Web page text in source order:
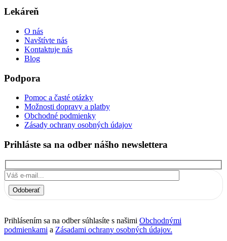
Lekáreň
O nás
Navštívte nás
Kontaktuje nás
Blog
Podpora
Pomoc a časté otázky
Možnosti dopravy a platby
Obchodné podmienky
Zásady ochrany osobných údajov
Prihláste sa na odber nášho newslettera
Odoberať
Prihlásením sa na odber súhlasíte s našimi Obchodnými
podmienkami a Zásadami ochrany osobných údajov.